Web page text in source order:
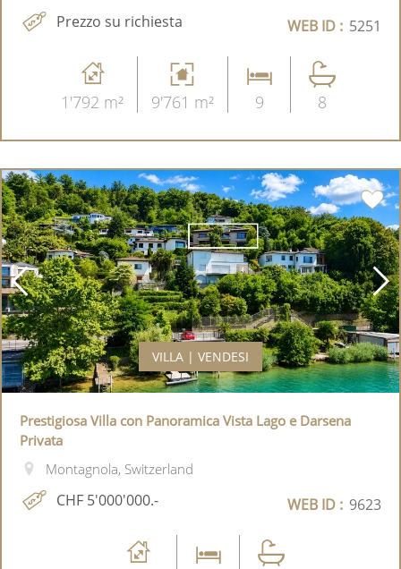
Prezzo su richiesta WEB ID : 5251
1'792 m² 9'761 m² 9 8
VILLA | VENDESI
Prestigiosa Villa con Panoramica Vista Lago e Darsena
Privata
Montagnola, Switzerland
CHF 5'000'000.- WEB ID : 9623